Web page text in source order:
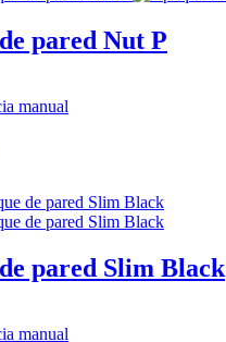
pared Nut P
pared Slim Black